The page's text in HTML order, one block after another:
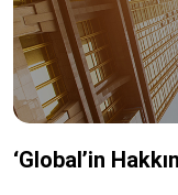
‘Global’in